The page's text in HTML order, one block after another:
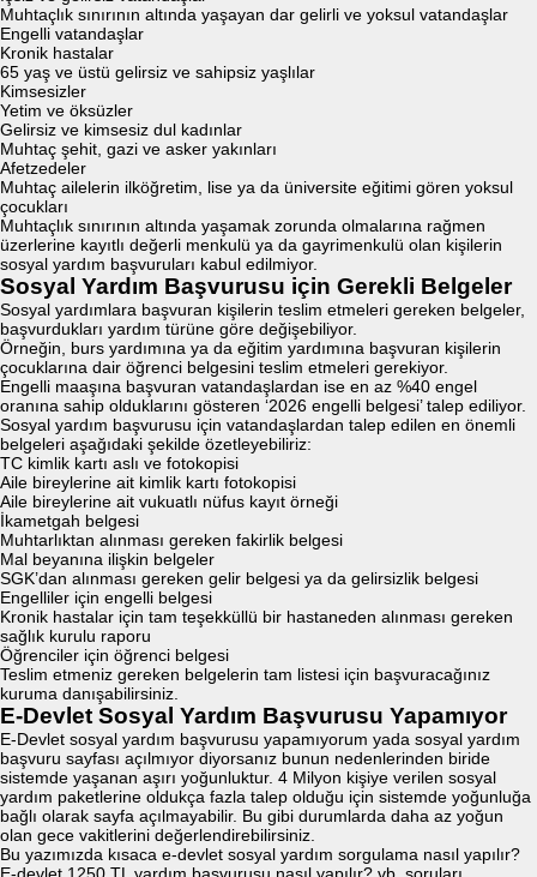
Muhtaçlık sınırının altında yaşayan dar gelirli ve yoksul vatandaşlar
Engelli vatandaşlar
Kronik hastalar
65 yaş ve üstü gelirsiz ve sahipsiz yaşlılar
Kimsesizler
Yetim ve öksüzler
Gelirsiz ve kimsesiz dul kadınlar
Muhtaç şehit, gazi ve asker yakınları
Afetzedeler
Muhtaç ailelerin ilköğretim, lise ya da üniversite eğitimi gören yoksul
çocukları
Muhtaçlık sınırının altında yaşamak zorunda olmalarına rağmen
üzerlerine kayıtlı değerli menkulü ya da gayrimenkulü olan kişilerin
sosyal yardım başvuruları kabul edilmiyor.
Sosyal Yardım Başvurusu için Gerekli Belgeler
Sosyal yardımlara başvuran kişilerin teslim etmeleri gereken belgeler,
başvurdukları yardım türüne göre değişebiliyor.
Örneğin, burs yardımına ya da eğitim yardımına başvuran kişilerin
çocuklarına dair öğrenci belgesini teslim etmeleri gerekiyor.
Engelli maaşına başvuran vatandaşlardan ise en az %40 engel
oranına sahip olduklarını gösteren ‘2026 engelli belgesi’ talep ediliyor.
Sosyal yardım başvurusu için vatandaşlardan talep edilen en önemli
belgeleri aşağıdaki şekilde özetleyebiliriz:
TC kimlik kartı aslı ve fotokopisi
Aile bireylerine ait kimlik kartı fotokopisi
Aile bireylerine ait vukuatlı nüfus kayıt örneği
İkametgah belgesi
Muhtarlıktan alınması gereken fakirlik belgesi
Mal beyanına ilişkin belgeler
SGK’dan alınması gereken gelir belgesi ya da gelirsizlik belgesi
Engelliler için engelli belgesi
Kronik hastalar için tam teşekküllü bir hastaneden alınması gereken
sağlık kurulu raporu
Öğrenciler için öğrenci belgesi
Teslim etmeniz gereken belgelerin tam listesi için başvuracağınız
kuruma danışabilirsiniz.
E-Devlet Sosyal Yardım Başvurusu Yapamıyor
E-Devlet sosyal yardım başvurusu yapamıyorum yada sosyal yardım
başvuru sayfası açılmıyor diyorsanız bunun nedenlerinden biride
sistemde yaşanan aşırı yoğunluktur. 4 Milyon kişiye verilen sosyal
yardım paketlerine oldukça fazla talep olduğu için sistemde yoğunluğa
bağlı olarak sayfa açılmayabilir. Bu gibi durumlarda daha az yoğun
olan gece vakitlerini değerlendirebilirsiniz.
Bu yazımızda kısaca e-devlet sosyal yardım sorgulama nasıl yapılır?